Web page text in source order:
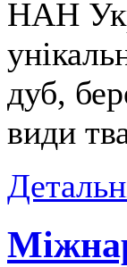
НАН
дуб,
види